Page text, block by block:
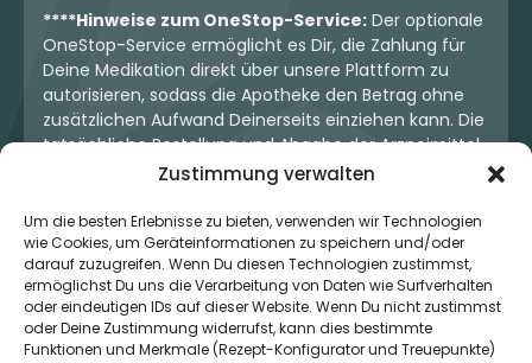
Zustimmung verwalten
Um die besten Erlebnisse zu bieten, verwenden wir Technologien
wie Cookies, um Geräteinformationen zu speichern und/oder
darauf zuzugreifen. Wenn Du diesen Technologien zustimmst,
ermöglichst Du uns die Verarbeitung von Daten wie Surfverhalten
oder eindeutigen IDs auf dieser Website. Wenn Du nicht zustimmst
oder Deine Zustimmung widerrufst, kann dies bestimmte
Funktionen und Merkmale (Rezept-Konfigurator und Treuepunkte)
****Hinweise zum OneStop-Service: Der optionale
OneStop-Service ermöglicht es Dir, die Zahlung für
Deine Medikation direkt über unsere Plattform zu
autorisieren, sodass die Apotheke den Betrag ohne
zusätzlichen Aufwand Deinerseits einziehen kann. Die
tatsächliche Bestellung und Abgabe der Arzneimittel
erfolgt jedoch ausschließlich über die jeweilige
Dir und der Apotheke. Unser OneStop-Service stellt
kein pharmazeutisches Angebot dar, sondern dient
lediglich der komfortablen Zahlungsabwicklung. Die
Nutzung ist freiwillig und hat keinerlei Einfluss auf die
ärztliche Therapieentscheidung oder die Wahl der
verschriebenen Medikation. Apotheken sind rechtlich